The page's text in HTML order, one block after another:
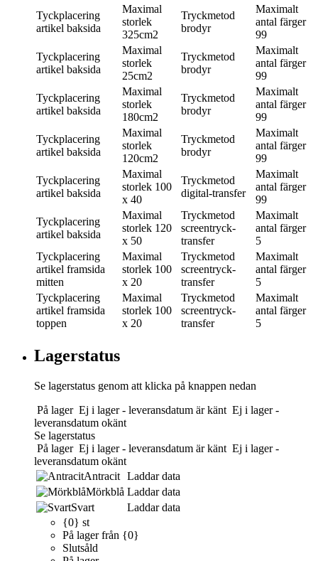
Tyckplacering
artikel baksida
Maximal
storlek
325cm2
Tryckmetod
brodyr
Maximalt
antal färger
99
Tyckplacering
artikel baksida
Maximal
storlek
25cm2
Tryckmetod
brodyr
Maximalt
antal färger
99
Tyckplacering
artikel baksida
Maximal
storlek
180cm2
Tryckmetod
brodyr
Maximalt
antal färger
99
Tyckplacering
artikel baksida
Maximal
storlek
120cm2
Tryckmetod
brodyr
Maximalt
antal färger
99
Tyckplacering
artikel baksida
Maximal
storlek 100
x 40
Tryckmetod
digital-transfer
Maximalt
antal färger
99
Tyckplacering
artikel baksida
Maximal
storlek 120
x 50
Tryckmetod
screentryck-
transfer
Maximalt
antal färger
5
Tyckplacering
artikel framsida
mitten
Maximal
storlek 100
x 20
Tryckmetod
screentryck-
transfer
Maximalt
antal färger
5
Tyckplacering
artikel framsida
toppen
Maximal
storlek 100
x 20
Tryckmetod
screentryck-
transfer
Maximalt
antal färger
5
Lagerstatus
Se lagerstatus genom att klicka på knappen nedan
På lager Ej i lager - leveransdatum är känt Ej i lager -
leveransdatum okänt
Se lagerstatus
På lager Ej i lager - leveransdatum är känt Ej i lager -
leveransdatum okänt
Antracit Laddar data
Mörkblå Laddar data
Svart
Laddar data
{0} st
På lager från {0}
Slutsåld